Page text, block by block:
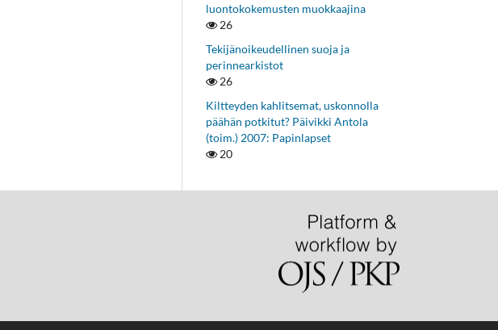
luontokokemusten muokkaajina
26
Tekijänoikeudellinen suoja ja
perinnearkistot
26
Kiltteyden kahlitsemat, uskonnolla
päähän potkitut? Päivikki Antola
(toim.) 2007: Papinlapset
20